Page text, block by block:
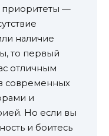
приоритеты —
наличие
то первый
отличным
современных
и
Но если вы
и боитесь